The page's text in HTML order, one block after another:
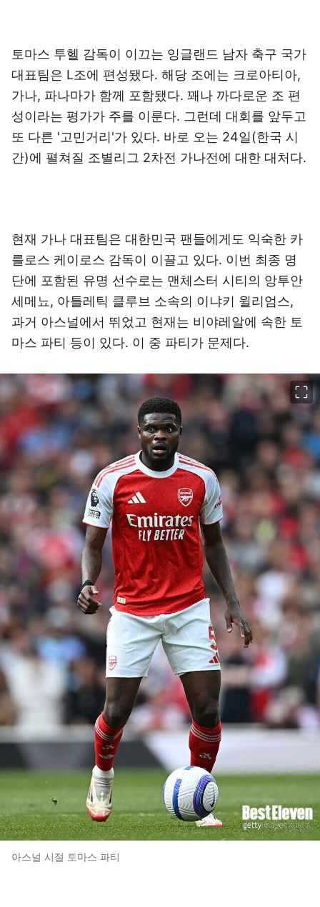
토마스 투헬 감독이 이끄는 잉글랜드 남자 축구 국가
대표팀은 L조에 편성됐다. 해당 조에는 크로아티아,
가나, 파나마가 함께 포함됐다. 꽤나 까다로운 조 편
성이라는 평가가 주를 이룬다. 그런데 대회를 앞두고
또 다른 '고민거리'가 있다. 바로 오는 24일(한국 시
간)에 펼쳐질 조별리그 2차전 가나전에 대한 대처다.
현재 가나 대표팀은 대한민국 팬들에게도 익숙한 카
를로스 케이로스 감독이 이끌고 있다. 이번 최종 명
단에 포함된 유명 선수로는 맨체스터 시티의 앙투안
세메뇨, 아틀레틱 클루브 소속의 이냐키 윌리엄스,
과거 아스널에서 뛰었고 현재는 비야레알에 속한 토
마스 파티 등이 있다. 이 중 파티가 문제다.
아스널 시절 토마스 파티